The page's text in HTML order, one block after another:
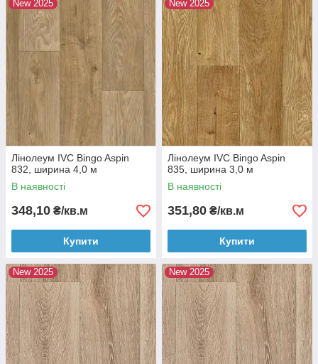
New 2025
Лінолеум IVC Bingo Aspin
832, ширина 4,0 м
В наявності
348,10 ₴/кв.м
Купити
New 2025
Лінолеум IVC Bingo Aspin
835, ширина 3,0 м
В наявності
351,80 ₴/кв.м
Купити
New 2025 New 2025